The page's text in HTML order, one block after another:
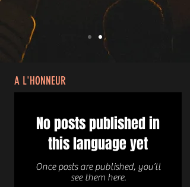
A L'HONNEUR
No posts published in
this language yet
Once posts are published, you’ll
see them here.